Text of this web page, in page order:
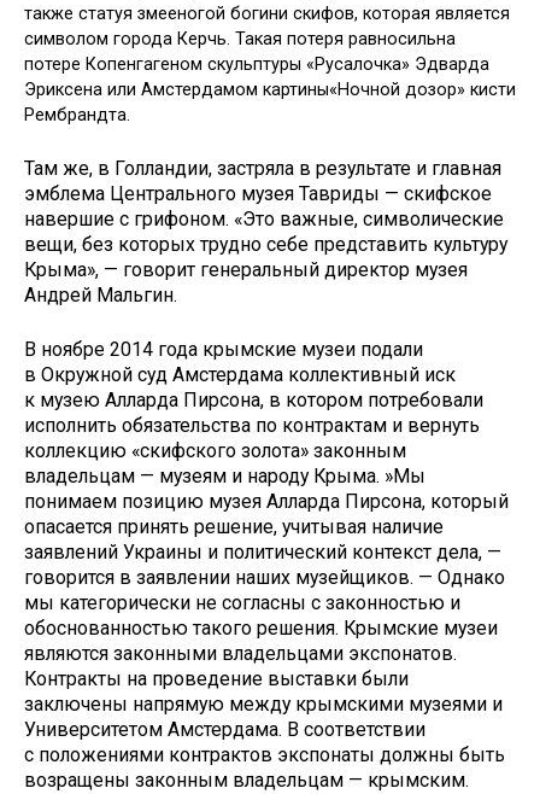
также статуя змееногой богини скифов, которая является
символом города Керчь. Такая потеря равносильна
потере Копенгагеном скульптуры «Русалочка» Эдварда
Эриксена или Амстердамом картины«Ночной дозор» кисти
Рембрандта.
Там же, в Голландии, застряла в результате и главная
эмблема Центрального музея Тавриды — скифское
навершие с грифоном. «Это важные, символические
вещи, без которых трудно себе представить культуру
Крыма», — говорит генеральный директор музея
Андрей Мальгин.
В ноябре 2014 года крымские музеи подали
в Окружной суд Амстердама коллективный иск
к музею Алларда Пирсона, в котором потребовали
исполнить обязательства по контрактам и вернуть
коллекцию «скифского золота» законным
владельцам — музеям и народу Крыма. »Мы
понимаем позицию музея Алларда Пирсона, который
опасается принять решение, учитывая наличие
заявлений Украины и политический контекст дела, —
говорится в заявлении наших музейщиков. — Однако
мы категорически не согласны с законностью и
обоснованностью такого решения. Крымские музеи
являются законными владельцами экспонатов.
Контракты на проведение выставки были
заключены напрямую между крымскими музеями и
Университетом Амстердама. В соответствии
с положениями контрактов экспонаты должны быть
возращены законным владельцам — крымским.